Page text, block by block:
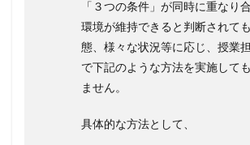
「３つの条件」が同時に重なり
環境が維持できると判断されて
態、様々な状況等に応じ、授業
で下記のような方法を実施して
ません。
具体的な方法として、